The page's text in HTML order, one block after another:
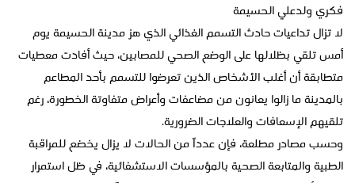
فكري ولدعلي الحسيمة
لا تزال تداعيات حادث التسمم الغذائي الذي هز مدينة الحسيمة يوم
أمس تلقي بظلالها على الوضع الصحي للمصابين، حيث أفادت معطيات
متطابقة أن أغلب الأشخاص الذين تعرضوا للتسمم بأحد المطاعم
بالمدينة ما زالوا يعانون من مضاعفات وأعراض متفاوتة الخطورة، رغم
تلقيهم الإسعافات والعلاجات الضرورية.
وحسب مصادر مطلعة، فإن عدداً من الحالات لا يزال يخضع للمراقبة
الطبية والمتابعة الصحية بالمؤسسات الاستشفائية، في ظل استمرار